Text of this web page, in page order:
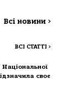
Всі новини >
ВСІ СТАТТІ >
Національної
своє